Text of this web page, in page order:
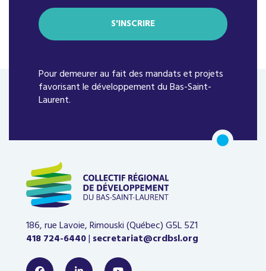
Pour demeurer au fait des mandats et projets
favorisant le développement du Bas-Saint-
Laurent.
186, rue Lavoie, Rimouski (Québec)G5L 5Z1
418 724-6440| secretariat@crdbsl.org